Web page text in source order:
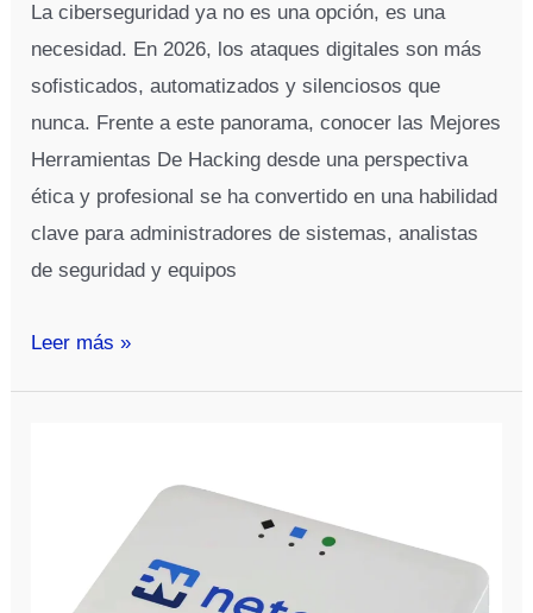
La ciberseguridad ya no es una opción, es una
necesidad. En 2026, los ataques digitales son más
sofisticados, automatizados y silenciosos que
nunca. Frente a este panorama, conocer las Mejores
Herramientas De Hacking desde una perspectiva
ética y profesional se ha convertido en una habilidad
clave para administradores de sistemas, analistas
de seguridad y equipos
Las
Comparativa
Leer más »